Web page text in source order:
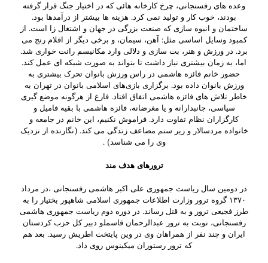
وعده های رفسنجانی، چرخ کارخانه هائی که در اختیار جنگ قرار گرفته
بودند، خوب کار و تولید نمی کرد. هزینه ها بیشتر از درآمدها بود.
ساختمان و انبوه سازی که صنعت بزرگی در جهان و اشتغال زا است. از
کمبود وسایل اساسی مثل: آهن، سیمان، و برخی دیگر از اقلام رنج می
برد. در ورزش و هنر، بت سازی و دلالی وارد مکانیسم رانت خواری شد.
اما، به زمان بیشتری نیاز داشت تا بتواند به صورت شبکه ای عمل کند.
حضور خانم فائزه هاشمی در راس ورزش بانوان تحرک بیشتری به
ورزش بانوان داده بود. برگزاری بازی‌های اسلامی بانوان در تهران به
خاطر تلاش های فائزه هاشمی اتفاق افتاد. فارغ از هرگونه موضع گیری
سیاسی، جانبدارانه و یا مغرضانه، فائزه هاشمی با بقیه فامیل و
کارگزاران نظام تفاوت دارد. فراموش نکنیم، این خانم در جامعه و
خانواده مردسالار و زیر ستم مضاعف زندگی می کند. (نگارنده از نزدیک
وی را می شناسد) .
ترورهای هدف مند
در دومین سال ریاست جمهوری علی اکبر هاشمی رفسنجانی ،در مرداد
۱۳۷۰ گروه ترور وزارت اطلاعات جمهوری اسلامی شاهپور بختیار را به
طرز فجیعی ترور و به قتل رساند. در دوره دوم ریاست جمهوری هاشمی
رفسنجانی، نوبت به ترور عبدالرحمان قاسملو دبیر کل حزب کردستان
ایران و چند نفر از همراهان وی در وین پایتخت اطریش رسید. بعد هم
که ترور رستوران میکینوس روی داد.